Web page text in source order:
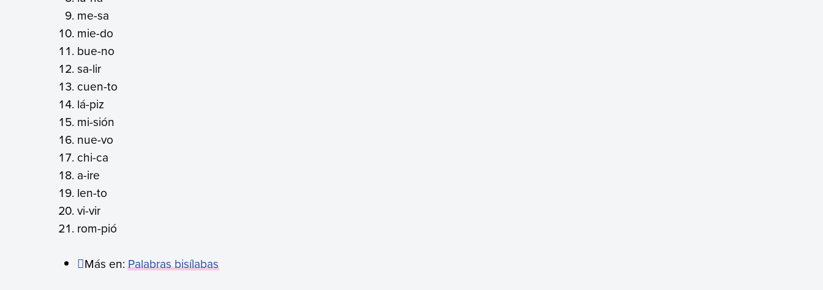
me-sa
mie-do
bue-no
sa-lir
cuen-to
lá-piz
mi-sión
nue-vo
chi-ca
a-ire
len-to
vi-vir
rom-pió
Más en:Palabras bisílabas